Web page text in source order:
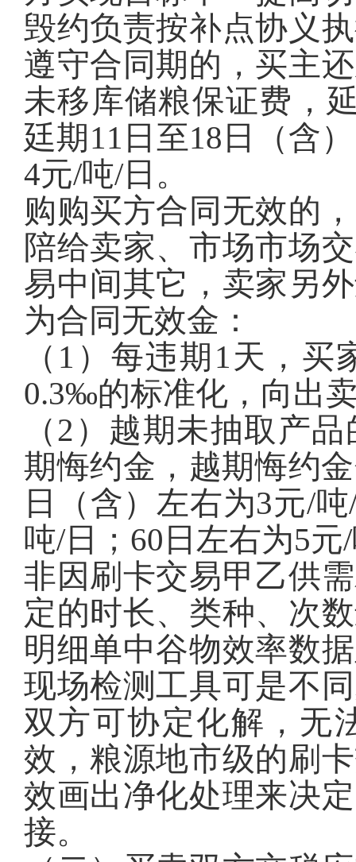
毁约负责按补点协义
遵守合同期的，买主
未移库储粮保证费，
廷期11日至18日（含
4元/吨/日。
购购买方合同无效的
陪给卖家、市场市场
易中间其它，卖家另
为合同无效金：
（1）每违期1天，
0.3‰的标准化，向出
（2）越期未抽取产
期悔约金，越期悔约
日（含）左右为3元/
吨/日；60日左右为5元
非因刷卡交易甲乙供
定的时长、类种、次
明细单中谷物效率数
现场检测工具可是不
双方可协定化解，无
效，粮源地市级的刷
效画出净化处理来决
接。